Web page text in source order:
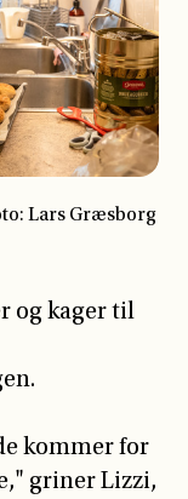
og kager til
kommer for
griner Lizzi,